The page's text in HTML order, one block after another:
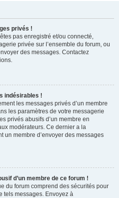
privés !
pas enregistré et/ou connecté,
privée sur l’ensemble du forum, ou
des messages. Contactez
indésirables !
les messages privés d’un membre
les paramètres de votre messagerie
privés abusifs d’un membre en
modérateurs. Ce dernier a la
un membre d’envoyer des messages
d’un membre de ce forum !
du forum comprend des sécurités pour
tels messages. Envoyez à